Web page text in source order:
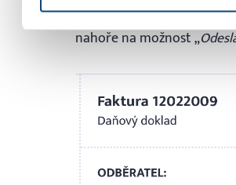
Známky už máte
nahoře na možnost „